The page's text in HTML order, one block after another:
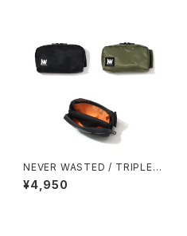
NEVER WASTED / TRIPLEY
ES（MA-1）
¥4,950